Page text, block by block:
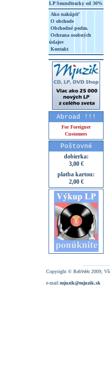
LP Soundtracky od 30%
Ako nakúpiť
O obchode
Obchodné podm.
Ochrana osobných
údajov
Kontakt
Abroad !!!
For Foreigner
Customers
Poštovné
dobierka:
3,00 €
platba kartou:
2,00 €
Copyright © RebWeb 2009;
e-mail:mjuzik@mjuzik.sk